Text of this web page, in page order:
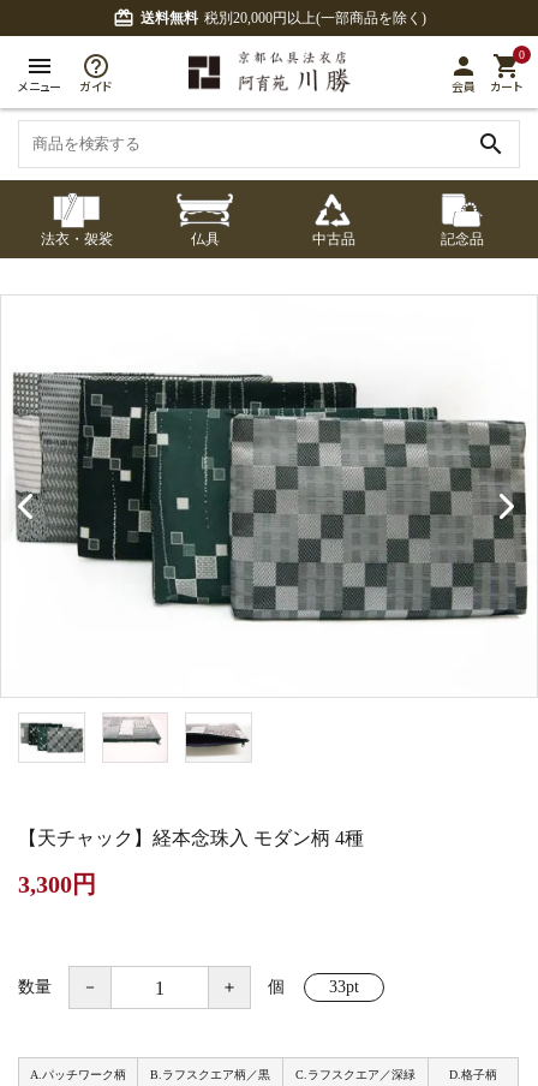
card_giftcard 送料無料 税別20,000円以上(一部商品を除く)
menu
メニュー ガイド
person
会員
0
shopping_cart
カート
search
七条袈裟
五条袈裟
色衣・裳附
黒衣・直綴
法衣・袈裟
五条袈裟
黒衣・直綴 布袍・間衣
白衣・色服 襦袢・裾除け
白帯・足袋 草履・はきもの
輪袈裟・畳袈裟
記念品
経本入・念珠入・式
中啓・扇子
記念品・おつかいも
の
書籍
仏具
卓類・常香盤・礼盤
灯明具・灯明準備用
品
金香炉・花瓶・火立
土香炉・香炉台・香
仏器・供笥・供物
きん・きん台・鳴物 ご法要用品・箱類
打敷・礼盤打敷・下
掛・水引
欄間・障子・襖・翠
簾
中古品
【天チャック】経本念珠入 モダン柄 4種
3,300円
数量 － ＋ 個 33pt
A.パッチワーク柄 B.ラフスクエア柄／黒 C.ラフスクエア／深緑 D.格子柄